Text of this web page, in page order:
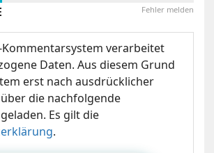
Fehler melden
Kommentarsystem verarbeitet
Daten. Aus diesem Grund
erst nach ausdrücklicher
die nachfolgende
Es gilt die
.